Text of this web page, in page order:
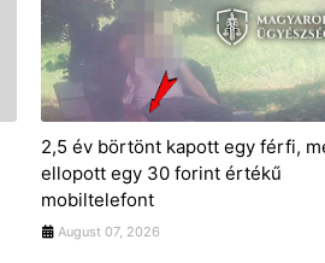
2,5 év börtönt kapott egy férfi,
ellopott egy 30 forint értékű
mobiltelefont
August 07, 2026